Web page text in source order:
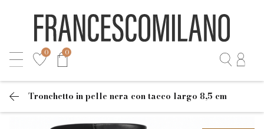
0 0
Tronchetto in pelle nera con tacco largo 8,5 cm